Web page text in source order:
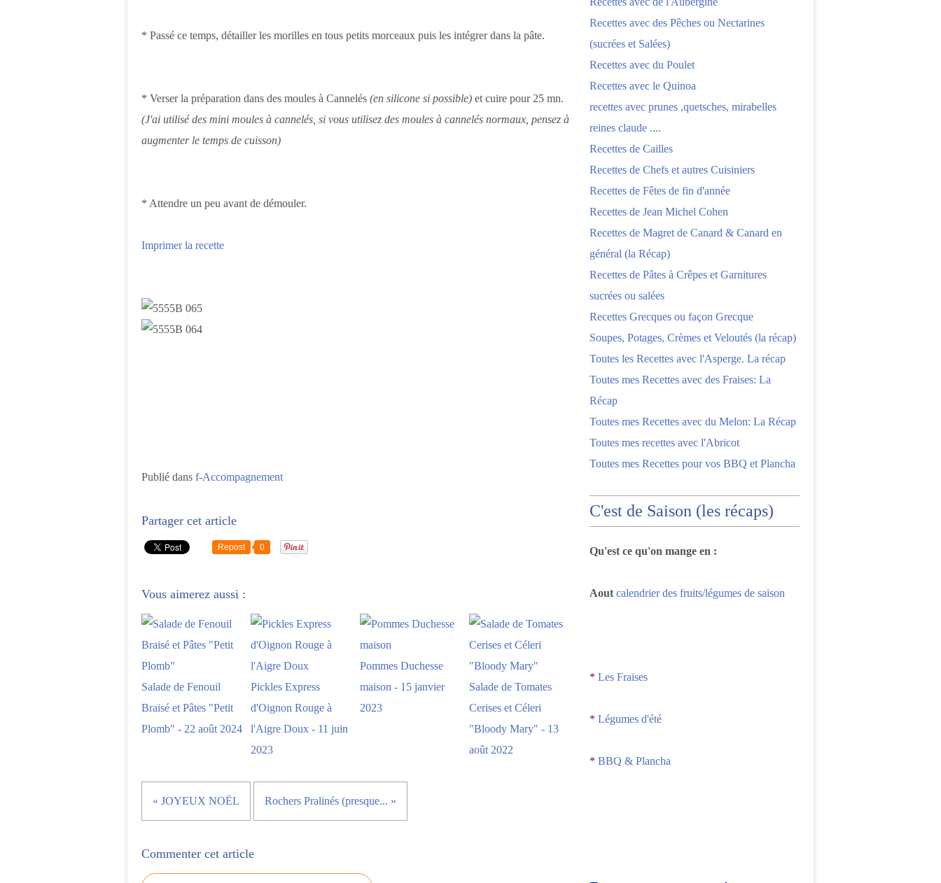
* Passé ce temps, détailler les morilles en tous petits morceaux puis les intégrer dans la pâte.
* Verser la préparation dans des moules à Cannelés (en silicone si possible) et cuire pour 25 mn.
(J'ai utilisé des mini moules à cannelés, si vous utilisez des moules à cannelés normaux, pensez à
augmenter le temps de cuisson)
* Attendre un peu avant de démouler.
Imprimer la recette
Publié dans f-Accompagnement
Partager cet article
Repost 0
Vous aimerez aussi :
Salade de Fenouil
Braisé et Pâtes "Petit
Plomb" - 22 août 2024
Pickles Express
d'Oignon Rouge à
l'Aigre Doux - 11 juin
2023
Pommes Duchesse
maison - 15 janvier
2023
Salade de Tomates
Cerises et Céleri
"Bloody Mary" - 13
août 2022
« JOYEUX NOËL Rochers Pralinés (presque... »
Commenter cet article
Recettes avec des Pêches ou Nectarines
(sucrées et Salées)
Recettes avec du Poulet
Recettes avec le Quinoa
recettes avec prunes ,quetsches, mirabelles
reines claude ....
Recettes de Cailles
Recettes de Chefs et autres Cuisiniers
Recettes de Fêtes de fin d'année
Recettes de Jean Michel Cohen
Recettes de Magret de Canard & Canard en
général (la Récap)
Recettes de Pâtes à Crêpes et Garnitures
sucrées ou salées
Recettes Grecques ou façon Grecque
Soupes, Potages, Crèmes et Veloutés (la récap)
Toutes les Recettes avec l'Asperge. La récap
Toutes mes Recettes avec des Fraises: La
Récap
Toutes mes Recettes avec du Melon: La Récap
Toutes mes recettes avec l'Abricot
Toutes mes Recettes pour vos BBQ et Plancha
C'est de Saison (les récaps)
Qu'est ce qu'on mange en :
Aout calendrier des fruits/légumes de saison
* Les Fraises
* Légumes d'été
* BBQ & Plancha